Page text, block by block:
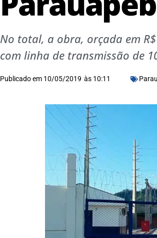
No total, a obra, orçada em
com linha de transmissão de
Publicado em 10/05/2019 às 10:11